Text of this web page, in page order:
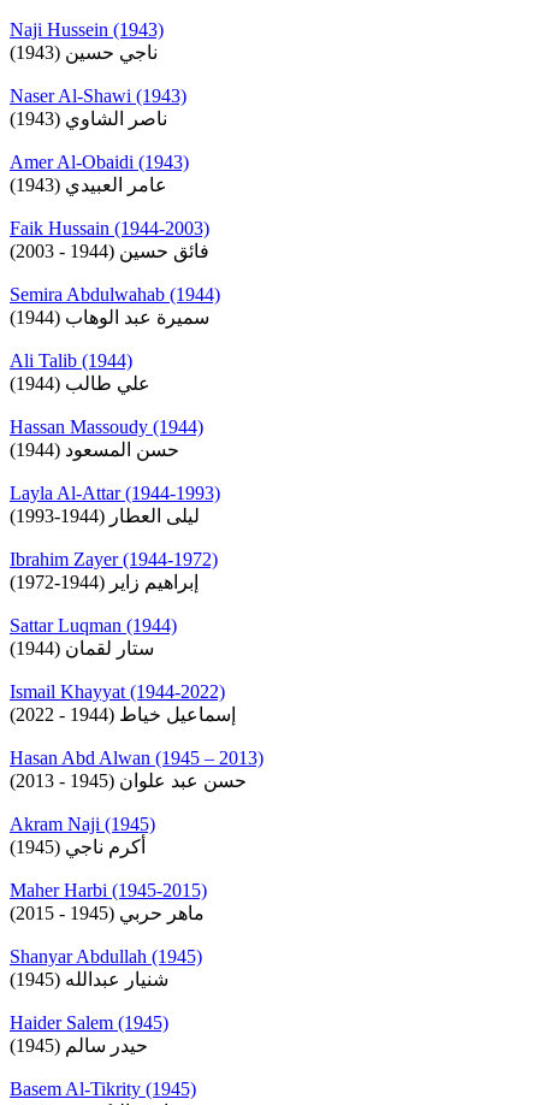
Naji Hussein (1943)
ناجي حسين (1943)
Naser Al-Shawi (1943)
ناصر الشاوي (1943)
Amer Al-Obaidi (1943)
عامر العبيدي (1943)
Faik Hussain (1944-2003)
فائق حسين (1944 - 2003)
Semira Abdulwahab (1944)
سميرة عبد الوهاب (1944)
Ali Talib (1944)
علي طالب (1944)
Hassan Massoudy (1944)
حسن المسعود (1944)
Layla Al-Attar (1944-1993)
ليلى العطار (1944-1993)
Ibrahim Zayer (1944-1972)
إبراهيم زاير (1944-1972)
Sattar Luqman (1944)
ستار لقمان (1944)
Ismail Khayyat (1944-2022)
إسماعيل خياط (1944 - 2022)
Hasan Abd Alwan (1945 – 2013)
حسن عبد علوان (1945 - 2013)
Akram Naji (1945)
أكرم ناجي (1945)
Maher Harbi (1945-2015)
ماهر حربي (1945 - 2015)
Shanyar Abdullah (1945)
شنيار عبدالله (1945)
Haider Salem (1945)
حيدر سالم (1945)
Basem Al-Tikrity (1945)